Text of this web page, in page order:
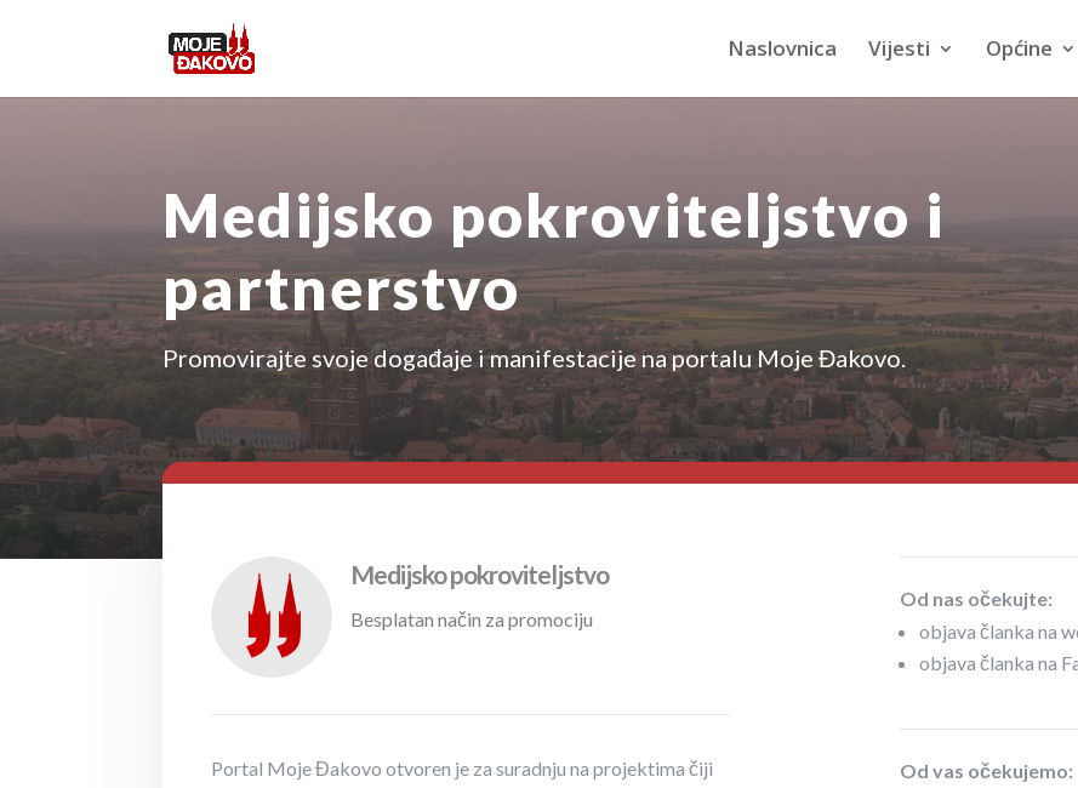
Naslovnica Vijesti Općine
Medijsko pokroviteljstvo i
partnerstvo
Promovirajte svoje događaje i manifestacije na portalu Moje Đakovo.
Medijsko pokroviteljstvo
Besplatan način za promociju
Portal Moje Đakovo otvoren je za suradnju na projektima čiji
Od nas očekujte:
objava članka na
objava članka na
Od vas očekujemo: